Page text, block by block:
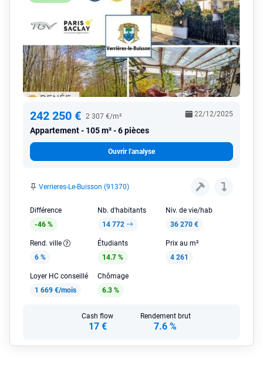
242 250 € 2 307 €/m²
Appartement 105 m² - 6 pièces
22/12/2025
Ouvrir l'analyse
Verrieres-Le-Buisson (91370)
Différence
-46 %
Nb. d'habitants
14 772
Niv. de vie/hab
36 270 €
Rend. ville
6 %
Étudiants
14.7 %
Prix au m²
4 261
Loyer HC conseillé
1 669 €/mois
Chômage
6.3 %
Cash flow
17 €
Rendement brut
7.6 %